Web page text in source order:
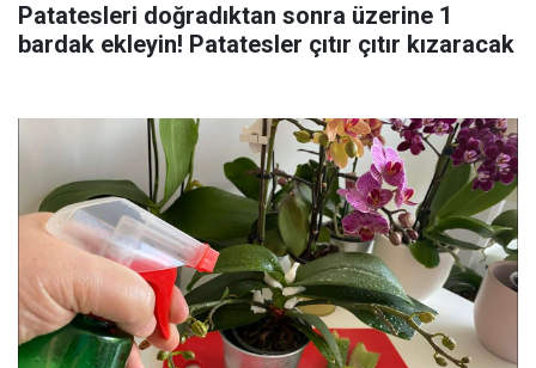
Patatesleri doğradıktan sonra üzerine 1
bardak ekleyin! Patatesler çıtır çıtır kızaracak